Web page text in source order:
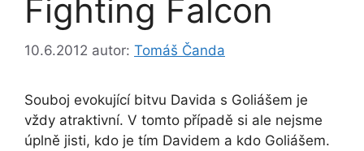
Fighting Falcon
10.6.2012 autor: Tomáš Čanda
Souboj evokující bitvu Davida s Goliášem je
vždy atraktivní. V tomto případě si ale nejsme
úplně jisti, kdo je tím Davidem a kdo Goliášem.